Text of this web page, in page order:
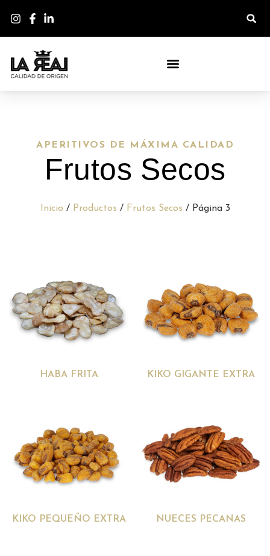
APERITIVOS DE MÁXIMA CALIDAD
Frutos Secos
Inicio / Productos / Frutos Secos / Página 3
HABA FRITA KIKO GIGANTE EXTRA
KIKO PEQUEÑO EXTRA NUECES PECANAS